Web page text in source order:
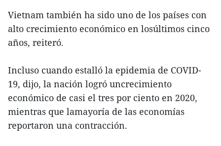
Vietnam también ha sido uno de los países con
alto crecimiento económico en losúltimos cinco
años, reiteró.
Incluso cuando estalló la epidemia de COVID-
19, dijo, la nación logró uncrecimiento
económico de casi el tres por ciento en 2020,
mientras que lamayoría de las economías
reportaron una contracción.